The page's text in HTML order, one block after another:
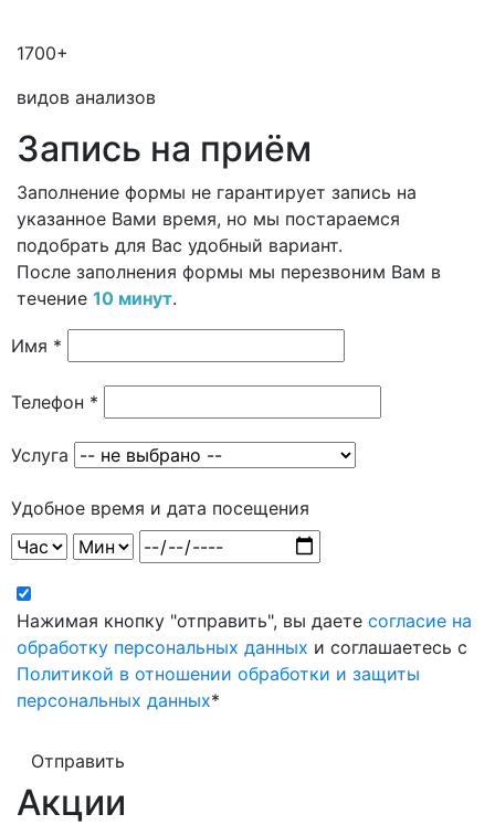
1700+
видов анализов
Запись на приём
Заполнение формы не гарантирует запись на
указанное Вами время, но мы постараемся
подобрать для Вас удобный вариант.
После заполнения формы мы перезвоним Вам в
течение 10 минут.
Имя *
Телефон *
Услуга
Удобное время и дата посещения
Нажимая кнопку "отправить", вы даете согласие на
обработку персональных данных и соглашаетесь с
Политикой в отношении обработки и защиты
персональных данных*
Отправить
Акции